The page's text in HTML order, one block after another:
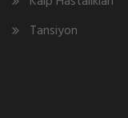
Tansiyon